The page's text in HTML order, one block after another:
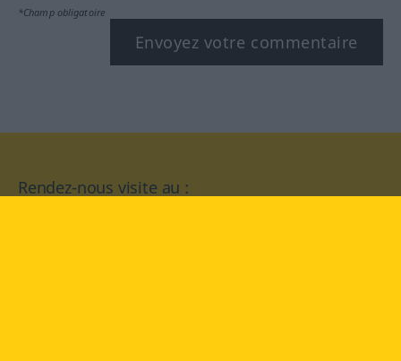
*Champ obligatoire
Envoyez votre commentaire
Rendez-nous visite au :